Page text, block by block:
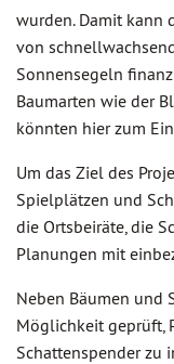
wurden. Damit kann
von
Sonnensegeln
Baumarten wie der
könnten hier zum
Um das Ziel des
Spielplätzen und
die Ortsbeiräte, die
Planungen mit
Neben Bäumen und
Möglichkeit geprüft,
Schattenspender zu